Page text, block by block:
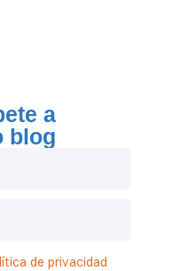
a
blog
de privacidad